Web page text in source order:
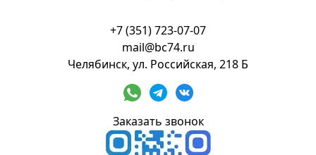
+7 (351) 723-07-07
mail@bc74.ru
Челябинск, ул. Российская, 218 Б
Заказать звонок